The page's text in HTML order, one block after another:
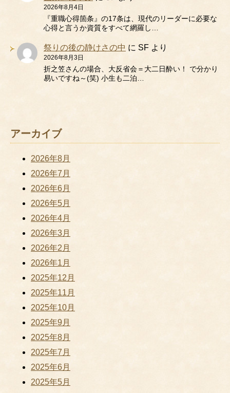
2026年8月4日
『重職心得箇条』の17条は、現代のリーダーに必要な
心得と言うか資質をすべて網羅し…
祭りの後の静けさの中 に SF より
2026年8月3日
折之笠さんの場合、大反省会＝大二日酔い！ で分かり
易いですね～(笑) 小生も二泊…
アーカイブ
2026年8月
2026年7月
2026年6月
2026年5月
2026年4月
2026年3月
2026年2月
2026年1月
2025年12月
2025年11月
2025年10月
2025年9月
2025年8月
2025年7月
2025年6月
2025年5月